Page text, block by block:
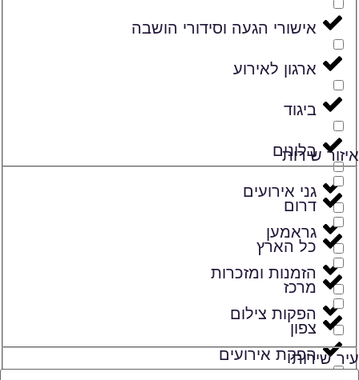
אישורי הגעה וסידורי הושבה
ארגון לאירוע
ביגוד
בלונים
גני אירועים
גראמען
הזמנות ומזכרות
הפקות צילום
הפקת אירועים
איזור שירות
דרום
כל הארץ
מרכז
צפון
עיר שירות